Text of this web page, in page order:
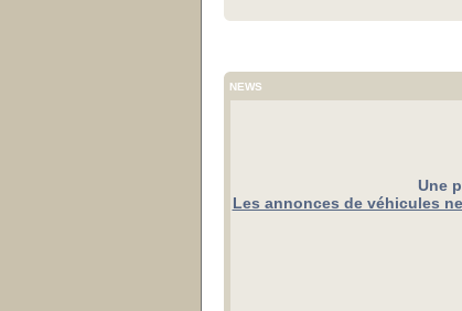
NEWS
Une
Les annonces de véhicules